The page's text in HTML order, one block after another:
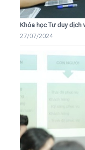
Khóa học Tư duy dịch
27/07/2024